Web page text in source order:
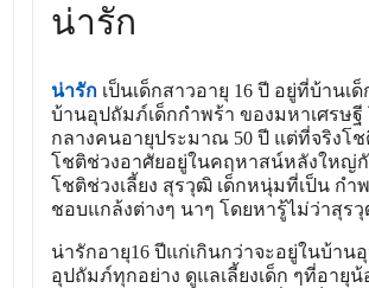
น่ารัก
น่ารักเป็นเด็กสาวอายุ 16 ปี อยู่ที่บ้านเ
บ้านอุปถัมภ์เด็กกำพร้า ของมหาเศรษ
กลางคนอายุประมาณ 50 ปี แต่ที่จริงโ
โชติช่วงอาศัยอยู่ในคฤหาสน์หลังใหญ่กั
โชติช่วงเลี้ยง สุรวุฒิ เด็กหนุ่มที่เป็น ก
ชอบแกล้งต่างๆ นาๆ โดยหารู้ไม่ว่าสุร
น่ารักอายุ16 ปีแก่เกินกว่าจะอยู่ในบ้า
อุปถัมภ์ทุกอย่าง ดูแลเลี้ยงเด็ก ๆที่อา